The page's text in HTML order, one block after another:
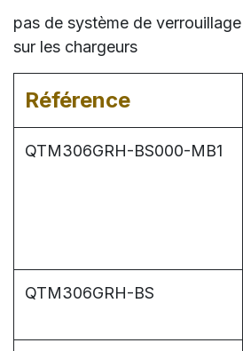
pas de système de
sur les chargeurs
Référence
QTM306GRH-BS000-MB1
QTM306GRH-BS